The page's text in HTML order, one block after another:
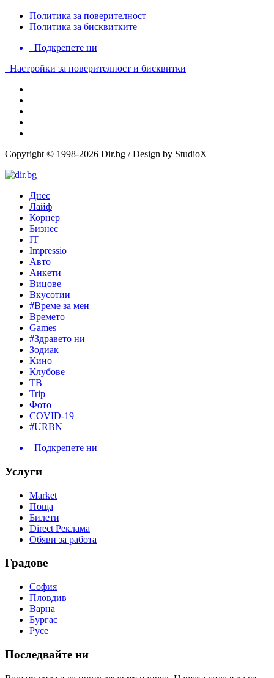
Политика за поверителност
Политика за бисквитките
Подкрепете ни
Настройки за поверителност и бисквитки
Copyright © 1998-2026 Dir.bg / Design by StudioX
Днес
Лайф
Корнер
Бизнес
IT
Impressio
Авто
Анкети
Вицове
Вкусотии
#Време за мен
Времето
Games
#Здравето ни
Зодиак
Кино
Клубове
ТВ
Trip
Фото
COVID-19
#URBN
Подкрепете ни
Услуги
Market
Поща
Билети
Direct Реклама
Обяви за работа
Градове
София
Пловдив
Варна
Бургас
Русе
Последвайте ни